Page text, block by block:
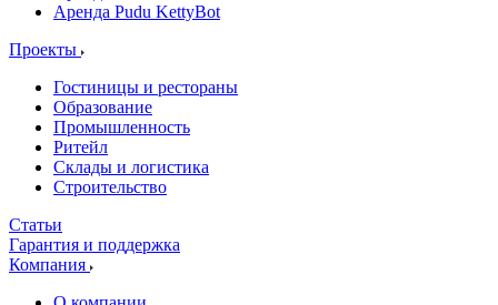
Аренда Pudu KettyBot
Проекты
Гостиницы и рестораны
Образование
Промышленность
Ритейл
Склады и логистика
Строительство
Статьи
Гарантия и поддержка
Компания